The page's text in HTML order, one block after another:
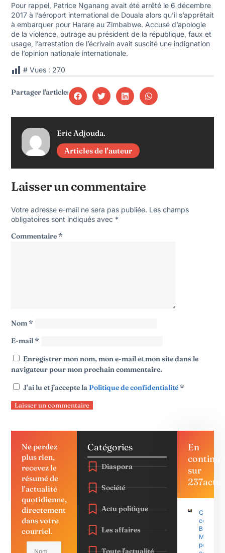
Pour rappel, Patrice Nganang avait été arrêté le 6 décembre
2017 à l’aéroport international de Douala alors qu’il s’apprêtait
à embarquer pour Harare au Zimbabwe. Accusé d’apologie
de la violence, outrage au président de la république, faux et
usage, l’arrestation de l’écrivain avait suscité une indignation
de l’opinion nationale internationale.
# Vues : 270
Partager l'article:
Eric Adjouda.
Articles de l'auteur
Laisser un commentaire
Votre adresse e-mail ne sera pas publiée. Les champs
obligatoires sont indiqués avec *
Commentaire*
Nom*
E-mail*
Enregistrer mon nom, mon e-mail et mon site dans le
navigateur pour mon prochain commentaire.
J’ai lu et j’accepte laPolitique de confidentialité*
Ne perdez
plus rien,
recevez le
résumé de
l'actualité
quotidienne,
directement
dans votre
courriel.
Catégories
Diaspora
Société
Actu politique
Les affaires
Toute l'actualité
En
continu
sur
237actu
Coup
contre
Biya :
porte